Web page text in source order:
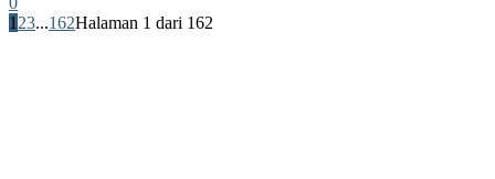
1 23...162Halaman 1 dari 162